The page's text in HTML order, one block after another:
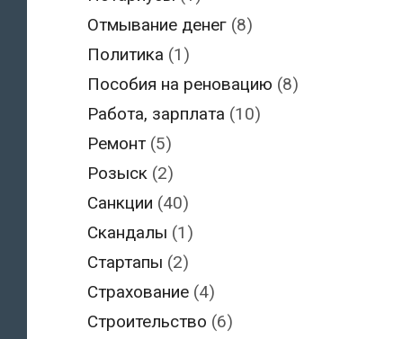
Отмывание денег (8)
Политика (1)
Пособия на реновацию (8)
Работа, зарплата (10)
Ремонт (5)
Розыск (2)
Санкции (40)
Скандалы (1)
Стартапы (2)
Страхование (4)
Строительство (6)